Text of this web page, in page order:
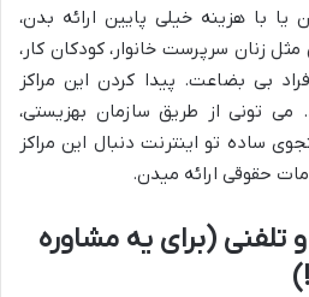
با هزینه خیلی پایین ارائه بدن،
زنان سرپرست خانوار، کودکان کار،
بی بضاعت. پیدا کردن این مراکز
تونی از طریق سازمان بهزیستی،
ساده تو اینترنت دنبال این مراکز
حقوقی ارائه میدن.
تلفنی (برای یه مشاوره